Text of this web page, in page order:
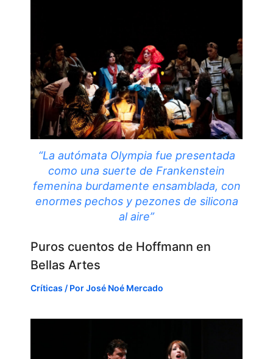
“La autómata Olympia fue presentada
como una suerte de Frankenstein
femenina burdamente ensamblada, con
enormes pechos y pezones de silicona
al aire”
Puros cuentos de Hoffmann en
Bellas Artes
Críticas / PorJosé Noé Mercado